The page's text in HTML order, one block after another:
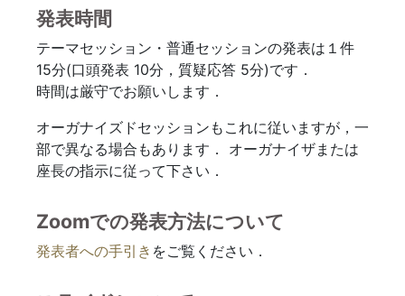
発表時間
テーマセッション・普通セッションの発表は１件
15分(口頭発表 10分，質疑応答 5分)です．
時間は厳守でお願いします．
オーガナイズドセッションもこれに従いますが，一
部で異なる場合もあります． オーガナイザまたは
座長の指示に従って下さい．
Zoomでの発表方法について
発表者への手引き をご覧ください．